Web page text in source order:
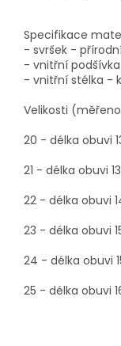
Specifikace
- svršek -
- vnitřní
- vnitřní stélka -
Velikosti
20 - délka obuvi
21 - délka obuvi
22 - délka obuvi
23 - délka obuvi
24 - délka obuvi
25 - délka obuvi